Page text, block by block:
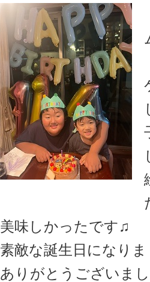
美味しかったです♫
素敵な誕生日になり
ありがとうございま